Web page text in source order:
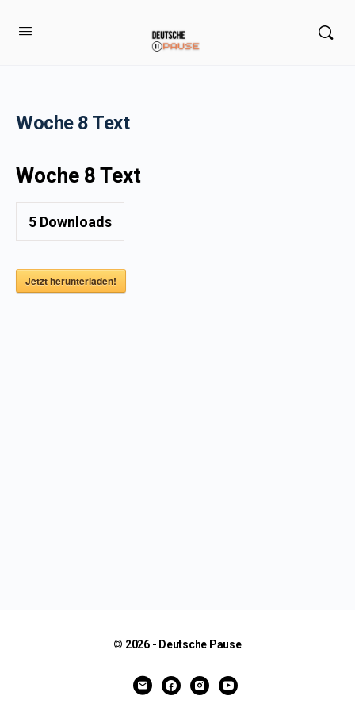
Woche 8 Text
Woche 8 Text
5 Downloads
Jetzt herunterladen!
© 2026 - Deutsche Pause